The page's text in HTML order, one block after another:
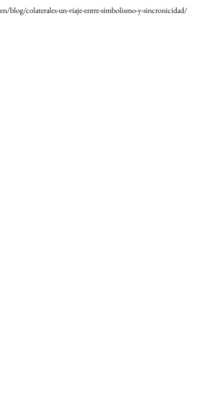
en/blog/colaterales-un-viaje-entre-simbolismo-y-sincronicidad/